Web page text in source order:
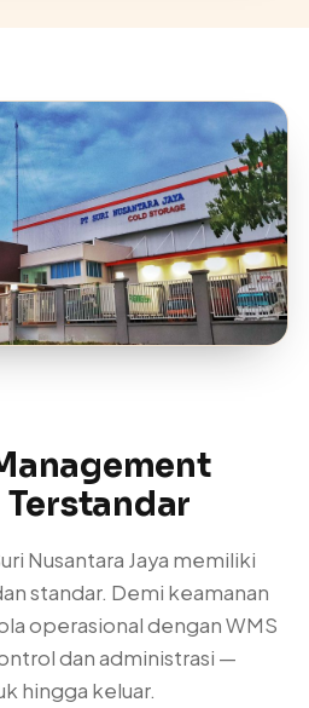
Terstandar
Nusantara Jaya memiliki
standar. Demi keamanan
operasional dengan WMS
dan administrasi —
hingga keluar.